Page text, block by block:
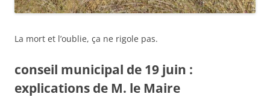
La mort et l’oublie, ça ne rigole pas.
conseil municipal de 19 juin :
explications de M. le Maire